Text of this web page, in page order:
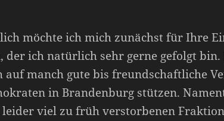
möchte ich mich zunächst für Ihre
der ich natürlich sehr gerne gefolgt
auf manch gute bis freundschaftliche
in Brandenburg stützen.
viel zu früh verstorbenen